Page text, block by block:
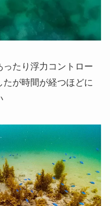
たり浮力コントロー
が時間が経つほどに